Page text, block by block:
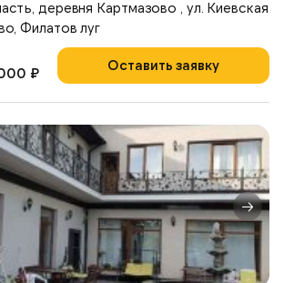
деревня Картмазово , ул. Киевская
Филатов луг
Оставить заявку
₽